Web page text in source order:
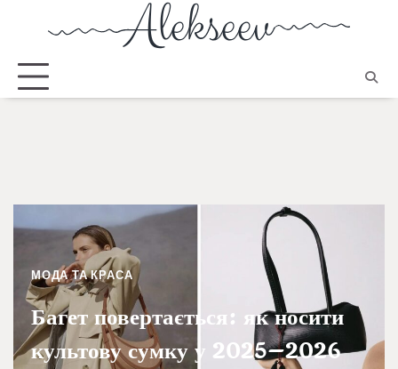
МОДА ТА КРАСА
Багет повертається: як носити
культову сумку у 2025–2026